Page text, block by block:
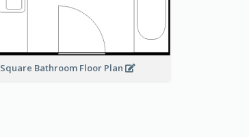
Square Bathroom Floor Plan